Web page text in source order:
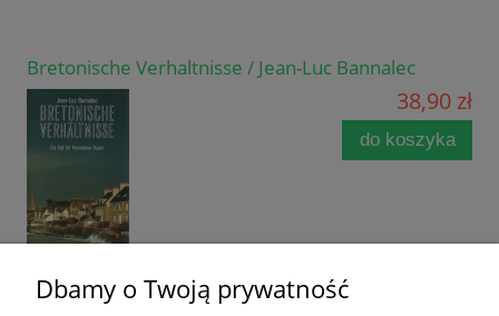
Bretonische Verhaltnisse / Jean-Luc Bannalec
38,90 zł
do koszyka
Dbamy o Twoją prywatność